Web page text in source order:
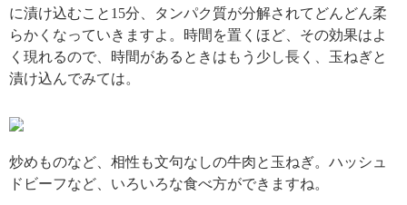
に漬け込むこと15分、タンパク質が分解されてどんどん柔
らかくなっていきますよ。時間を置くほど、その効果はよ
く現れるので、時間があるときはもう少し長く、玉ねぎと
漬け込んでみては。
引用: https://image.walkerplus.com/lettuce/img/dish/1/S20090525147001A_000.png
炒めものなど、相性も文句なしの牛肉と玉ねぎ。ハッシュ
ドビーフなど、いろいろな食べ方ができますね。